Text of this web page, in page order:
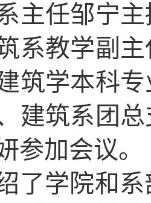
主任邹宁
系教学副
筑学本科
建筑系团
参加会议。
了学院和